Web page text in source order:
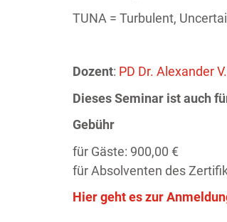
TUNA = Turbulent,
Dozent: PD Dr. Alexander
Dieses Seminar ist auch
Gebühr
für Gäste: 900,00 €
für Absolventen des
Hier geht es zur